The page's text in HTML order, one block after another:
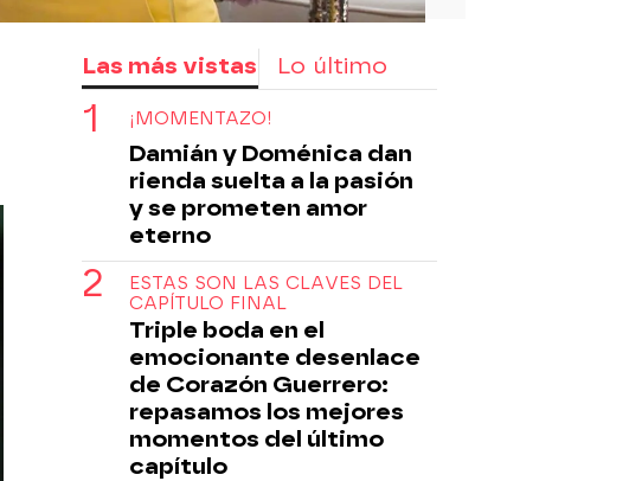
Las más vistas Lo último
¡MOMENTAZO!
Damián y Doménica dan
rienda suelta a la pasión
y se prometen amor
eterno
ESTAS SON LAS CLAVES DEL
CAPÍTULO FINAL
Triple boda en el
emocionante desenlace
de Corazón Guerrero:
repasamos los mejores
momentos del último
capítulo